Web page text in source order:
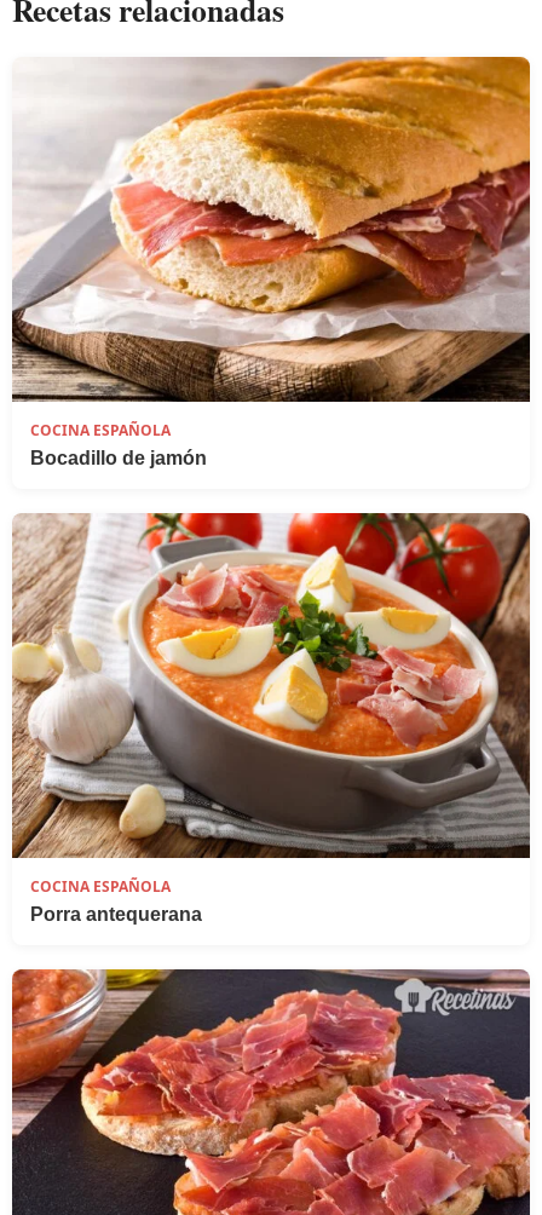
Recetas relacionadas
COCINA ESPAÑOLA
Bocadillo de jamón
COCINA ESPAÑOLA
Porra antequerana